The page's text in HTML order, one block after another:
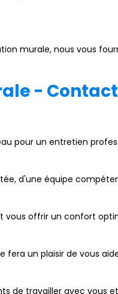
murale, nous vous
-
pour un entretien
d'une équipe
vous offrir un confort
un plaisir de vous
de travailler avec vous